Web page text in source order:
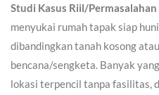
Studi Kasus Riil/
menyukai rumah tapak siap
dibandingkan tanah kosong
bencana/sengketa. Banyak
lokasi terpencil tanpa fasilitas,